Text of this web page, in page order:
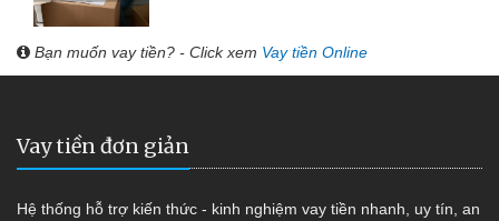
Bạn muốn vay tiền? - Click xem Vay tiền Online
Vay tiền đơn giản
Hệ thống hỗ trợ kiến thức - kinh nghiệm vay tiền nhanh, uy tín, an